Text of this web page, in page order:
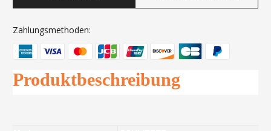
Zahlungsmethoden:
Produktbeschreibung